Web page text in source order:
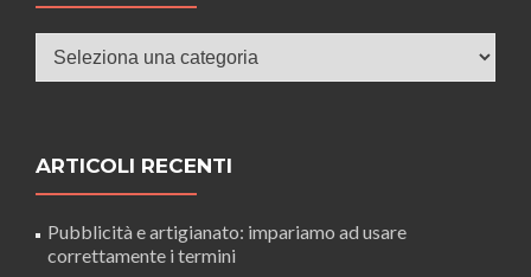
ARTICOLI RECENTI
Pubblicità e artigianato: impariamo ad usare
correttamente i termini